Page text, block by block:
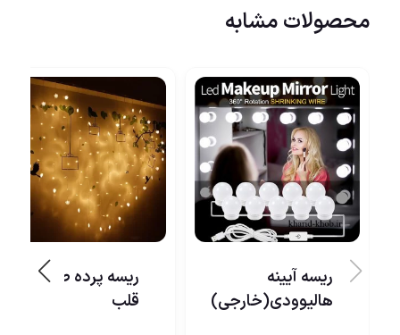
محصولات مشابه
ریسه آیینه
هالیوودی(خارجی)
ریسه پرده طرح
قلب